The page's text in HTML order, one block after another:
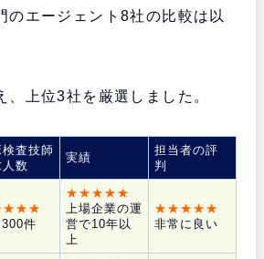
のエージェント8社の比較は以
、上位3社を厳選しました。
査技師
数
実績
担当者の評
判
件
★★★★★
上場企業の運
営で10年以
上
★★★★★
非常に良い